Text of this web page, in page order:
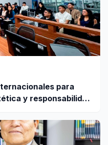
para
y responsabilidad